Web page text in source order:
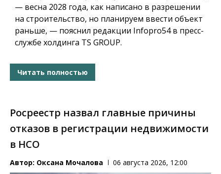
— весна 2028 года, как написано в разрешении
на строительство, но планируем ввести объект
раньше, — пояснил редакции Infopro54 в пресс-
службе холдинга TS GROUP.
Читать полностью
Росреестр назвал главные причины
отказов в регистрации недвижимости
в НСО
Автор: Оксана Мочалова 06 августа 2026, 12:00